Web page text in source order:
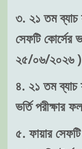
৩. ২১ তম ব্যাচ
সেফটি কোর্সের
২৫/০৬/২০২৬ )
৪. ২১ তম ব্যাচ
ভর্তি
৫. ফায়ার